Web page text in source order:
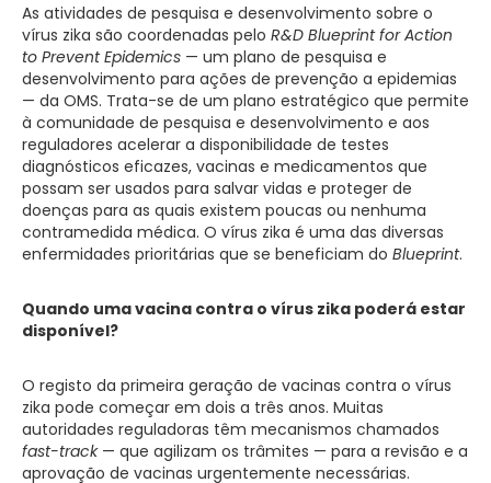
As atividades de pesquisa e desenvolvimento sobre o
vírus zika são coordenadas pelo R&D Blueprint for Action
to Prevent Epidemics — um plano de pesquisa e
desenvolvimento para ações de prevenção a epidemias
— da OMS. Trata-se de um plano estratégico que permite
à comunidade de pesquisa e desenvolvimento e aos
reguladores acelerar a disponibilidade de testes
diagnósticos eficazes, vacinas e medicamentos que
possam ser usados para salvar vidas e proteger de
doenças para as quais existem poucas ou nenhuma
contramedida médica. O vírus zika é uma das diversas
enfermidades prioritárias que se beneficiam do Blueprint.
Quando uma vacina contra o vírus zika poderá estar
disponível?
O registo da primeira geração de vacinas contra o vírus
zika pode começar em dois a três anos. Muitas
autoridades reguladoras têm mecanismos chamados
fast-track— que agilizam os trâmites — para a revisão e a
aprovação de vacinas urgentemente necessárias.